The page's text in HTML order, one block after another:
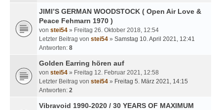
JIMI’S GERMAN WOODSTOCK ( Open Air Love &
Peace Fehmarn 1970 )
von stei54 » Freitag 26. Oktober 2018, 12:54
Letzter Beitrag von stei54 » Samstag 10. April 2021, 12:41
Antworten: 8
Golden Earring hören auf
von stei54 » Freitag 12. Februar 2021, 12:58
Letzter Beitrag von stei54 » Freitag 5. März 2021, 14:15
Antworten: 2
Vibravoid 1990-2020 / 30 YEARS OF MAXIMUM